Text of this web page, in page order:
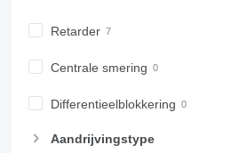
Retarder
Centrale smering
Differentieelblokkering
Aandrijvingstype